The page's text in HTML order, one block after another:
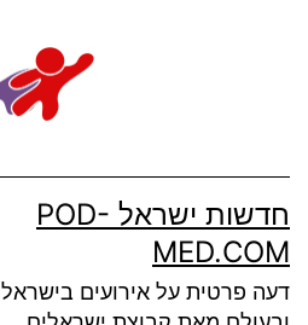
חדשות ישראל POD-
MED.COM
דעה פרטית על אירועים בישראל